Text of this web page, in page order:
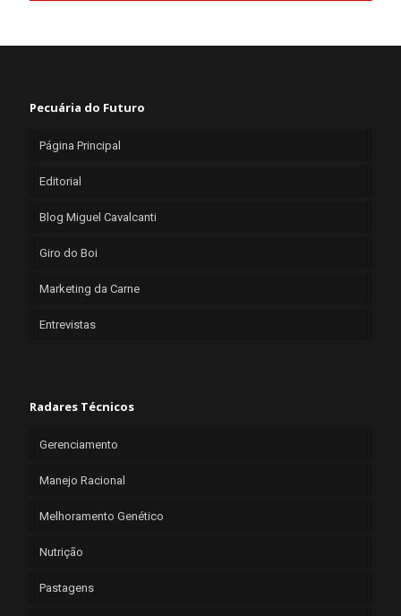
Pecuária do Futuro
Página Principal
Editorial
Blog Miguel Cavalcanti
Giro do Boi
Marketing da Carne
Entrevistas
Radares Técnicos
Gerenciamento
Manejo Racional
Melhoramento Genético
Nutrição
Pastagens